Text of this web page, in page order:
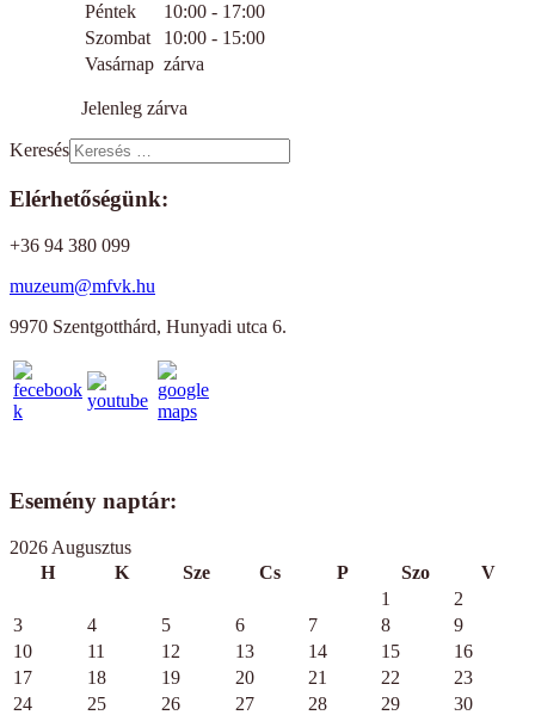
Péntek
10:00 - 17:00
Szombat
10:00 - 15:00
Vasárnap zárva
Jelenleg zárva
Keresés
Elérhetőségünk:
+36 94 380 099
muzeum@mfvk.hu
9970 Szentgotthárd, Hunyadi utca 6.
Esemény naptár:
2026 Augusztus
H
K Sze Cs P Szo
V
1
2
3
4 5 6 7 8
9
10
11 12 13 14 15
16
17
18 19 20 21 22
23
24
25 26 27 28 29
30